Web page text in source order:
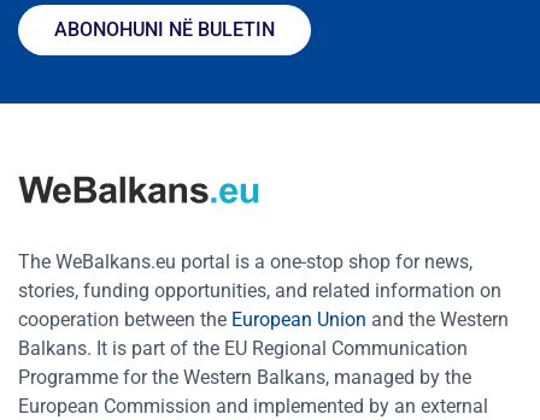
ABONOHUNI NË BULETIN
The WeBalkans.eu portal is a one-stop shop for news,
stories, funding opportunities, and related information on
cooperation between the European Union and the Western
Balkans. It is part of the EU Regional Communication
Programme for the Western Balkans, managed by the
European Commission and implemented by an external